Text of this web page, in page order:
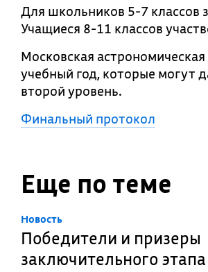
Для школьников 5-7 классов
Учащиеся 8-11 классов
Московская
учебный год, которые могут
второй уровень.
Финальный протокол
Еще по теме
Новость
Победители и призеры
заключительного этапа